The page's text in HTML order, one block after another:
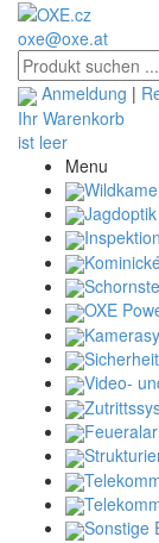
oxe@oxe.at
Anmeldung |
Ihr Warenkorb
ist leer
Menu
Jagdoptik
OXE
Video-
Sonstige